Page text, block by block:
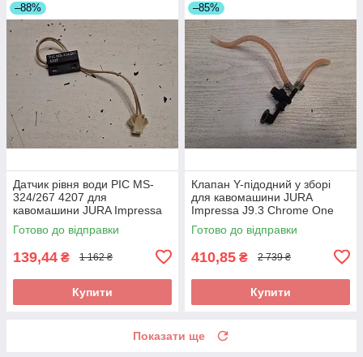
–88%
Датчик рівня води PIC MS-
324/267 4207 для
кавомашини JURA Impressa
J5 Typ 652 б/у
Готово до відправки
139,44 ₴ 1 162 ₴
Купити
–85%
Клапан Y-підодний у зборі
для кавомашини JURA
Impressa J9.3 Chrome One
Touch TFT б/у
Готово до відправки
410,85 ₴ 2 739 ₴
Купити
Показати ще